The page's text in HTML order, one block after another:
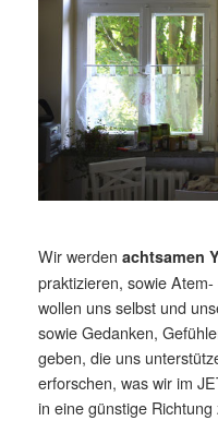
Wir werdenachtsamen
praktizieren, sowie
wollen uns selbst und
sowie Gedanken,
geben, die uns
erforschen, was wir im
in eine günstige Richtung